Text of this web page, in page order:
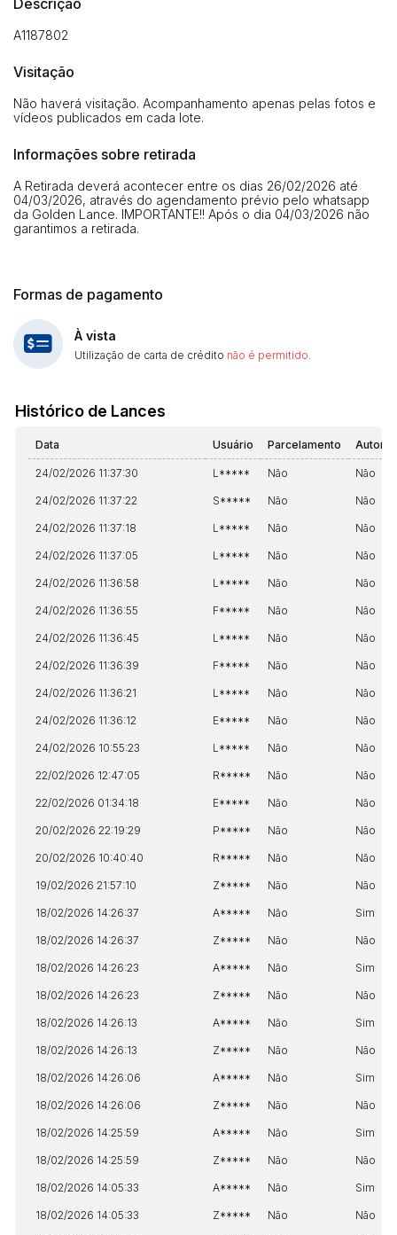
Descrição
A1187802
Visitação
Não haverá visitação. Acompanhamento apenas pelas fotos e
vídeos publicados em cada lote.
Informações sobre retirada
A Retirada deverá acontecer entre os dias 26/02/2026 até
04/03/2026, através do agendamento prévio pelo whatsapp
da Golden Lance. IMPORTANTE!! Após o dia 04/03/2026 não
garantimos a retirada.
Formas de pagamento
À vista
Utilização de carta de crédito não é permitido
Histórico de Lances
Data Usuário Parcelamento
24/02/2026 11:37:30 L***** Não Não
24/02/2026 11:37:22 S***** Não Não
24/02/2026 11:37:18 L***** Não Não
24/02/2026 11:37:05 L***** Não Não
24/02/2026 11:36:58 L***** Não Não
24/02/2026 11:36:55 F***** Não Não
24/02/2026 11:36:45 L***** Não Não
24/02/2026 11:36:39 F***** Não Não
24/02/2026 11:36:21 L***** Não Não
24/02/2026 11:36:12 E***** Não Não
24/02/2026 10:55:23 L***** Não Não
22/02/2026 12:47:05 R***** Não Não
22/02/2026 01:34:18 E***** Não Não
20/02/2026 22:19:29 P***** Não Não
20/02/2026 10:40:40 R***** Não Não
19/02/2026 21:57:10 Z***** Não Não
18/02/2026 14:26:37 A***** Não Sim
18/02/2026 14:26:37 Z***** Não Não
18/02/2026 14:26:23 A***** Não Sim
18/02/2026 14:26:23 Z***** Não Não
18/02/2026 14:26:13 A***** Não Sim
18/02/2026 14:26:13 Z***** Não Não
18/02/2026 14:26:06 A***** Não Sim
18/02/2026 14:26:06 Z***** Não Não
18/02/2026 14:25:59 A***** Não Sim
18/02/2026 14:25:59 Z***** Não Não
18/02/2026 14:05:33 A***** Não Sim
18/02/2026 14:05:33 Z***** Não Não
14/04/2025 18:43:11
14/04/2025 18:43:11
14/04/2025 18:43:11 TIAGOFELIPE
Clique aqui para fazer login
Habilite-se para efetuar lances ou